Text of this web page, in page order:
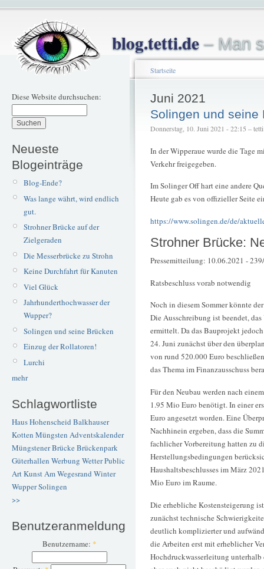
blog.tetti.de– Man
Diese Website durchsuchen:
Neueste
Blogeinträge
Blog-Ende?
Was lange währt, wird endlich
gut.
Strohner Brücke auf der
Zielgeraden
Die Messerbrücke zu Strohn
Keine Durchfahrt für Kanuten
Viel Glück
Jahrhunderthochwasser der
Wupper?
Solingen und seine Brücken
Einzug der Rollatoren!
Lurchi
mehr
Schlagwortliste
Haus Hohenscheid Balkhauser
Kotten Müngsten Adventskalender
Müngstener BrückeBrückenpark
Güterhallen Werbung WetterPublic
ArtKunstAm Wegesrand Winter
WupperSolingen
>>
Benutzeranmeldung
Benutzername: *
Startseite
Juni 2021
Solingen und seine
Donnerstag, 10. Juni 2021 - 22:15 – tetti
In der Wipperaue wurde die Tage
Verkehr freigegeben.
Im Solinger Off hart eine andere
Heute gab es von offizieller Seite
https://www.solingen.de/de/
Strohner Brücke:
Pressemitteilung: 10.06.2021 -
Ratsbeschluss vorab notwendig
Noch in diesem Sommer könnte
Die Ausschreibung ist beendet,
ermittelt. Da das Bauprojekt
24. Juni zunächst über den
von rund 520.000 Euro
das Thema im Finanzausschuss
Für den Neubau werden nach
1.95 Mio Euro benötigt. In einer
Euro angesetzt worden. Eine
Nachhinein ergeben, dass die
fachlicher Vorbereitung hatten zu
Herstellungsbedingungen
Haushaltsbeschlusses im März
Mio Euro im Raume.
Die erhebliche Kostensteigerung
zunächst technische
deutlich komplizierter und
die Arbeiten erst mit erheblicher
Hochdruckwasserleitung